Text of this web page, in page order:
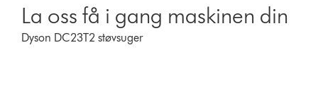
La oss få i gang maskinen din
Dyson DC23T2 støvsuger